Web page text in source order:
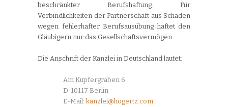
beschränkter Berufshaftung. Für
Verbindlichkeiten der Partnerschaft aus Schäden
wegen fehlerhafter Berufsausübung haftet den
Gläubigern nur das Gesellschaftsvermögen.
Die Anschrift der Kanzlei in Deutschland lautet:
Am Kupfergraben 6
D-10117 Berlin
E-Mail: kanzlei@hogertz.com